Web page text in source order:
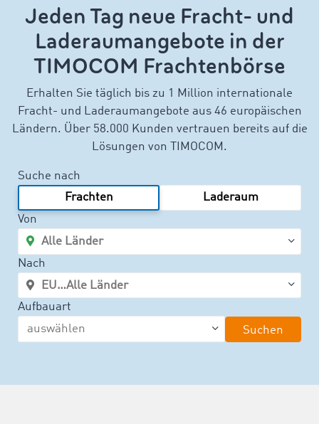
Jeden Tag neue Fracht- und
Laderaumangebote in der
TIMOCOM Frachtenbörse
Erhalten Sie täglich bis zu 1 Million internationale
Fracht- und Laderaumangebote aus 46 europäischen
Ländern. Über 58.000 Kunden vertrauen bereits auf die
Lösungen von TIMOCOM.
Suche nach
Frachten
Laderaum
Von
Nach
Aufbauart
Suchen